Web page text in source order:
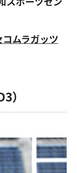
ムラガッツ
）